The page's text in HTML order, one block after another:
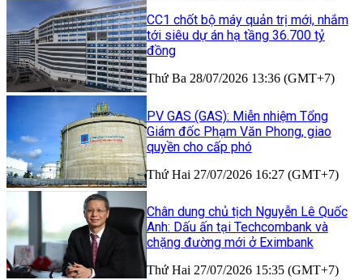
CC1 chốt bộ máy quản trị mới, nhắm
tới siêu dự án hạ tầng 36.700 tỷ
đồng
Thứ Ba 28/07/2026 13:36 (GMT+7)
PV GAS (GAS): Miễn nhiệm Tổng
Giám đốc Phạm Văn Phong, giao
quyền cho cấp phó
Thứ Hai 27/07/2026 16:27 (GMT+7)
Chân dung chủ tịch Nguyễn Lê Quốc
Anh: Dấu ấn tại Techcombank và
chặng đường mới ở Eximbank
Thứ Hai 27/07/2026 15:35 (GMT+7)